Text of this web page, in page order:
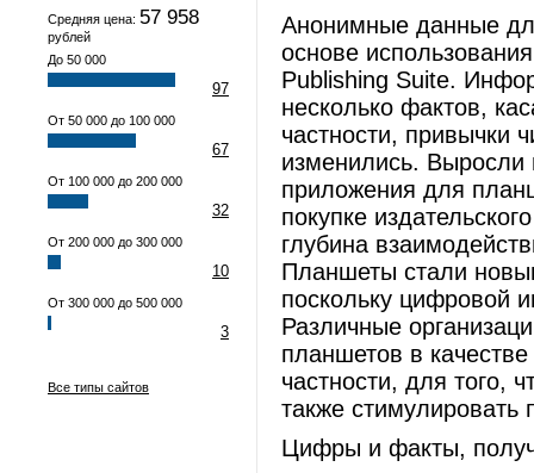
Средняя цена: 57 958
рублей
До 50 000
97
От 50 000 до 100 000
67
От 100 000 до 200 000
32
От 200 000 до 300 000
10
От 300 000 до 500 000
3
Все типы сайтов
Анонимные данные
основе
Publishing Suite.
несколько фактов,
частности, привычки
изменились. Выросли
приложения для
покупке
глубина
Планшеты стали
поскольку цифровой
Различные
планшетов в
частности, для того,
также стимулировать
Цифры и факты,